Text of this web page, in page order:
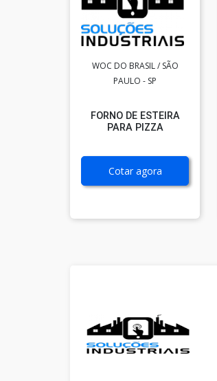
WOC DO BRASIL / SÃO
PAULO - SP
FORNO DE ESTEIRA
PARA PIZZA
Cotar agora